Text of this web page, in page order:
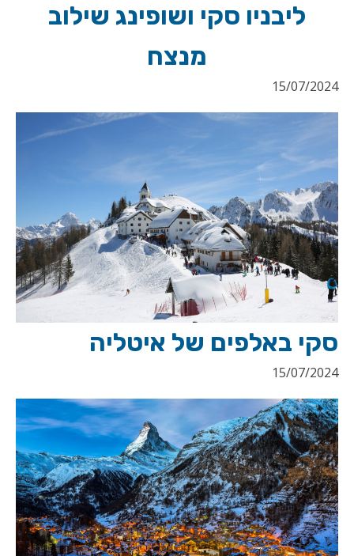
ליבניו סקי ושופינג שילוב
מנצח
15/07/2024
סקי באלפים של איטליה
15/07/2024